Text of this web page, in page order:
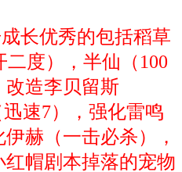
长优秀的包括稻草
二度），半仙（100
改造李贝留斯
迅速7），强化雷鸣
伊赫（一击必杀），
帽剧本掉落的宠物